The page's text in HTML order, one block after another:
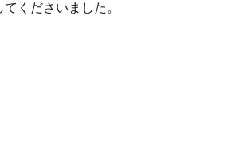
くださいました。